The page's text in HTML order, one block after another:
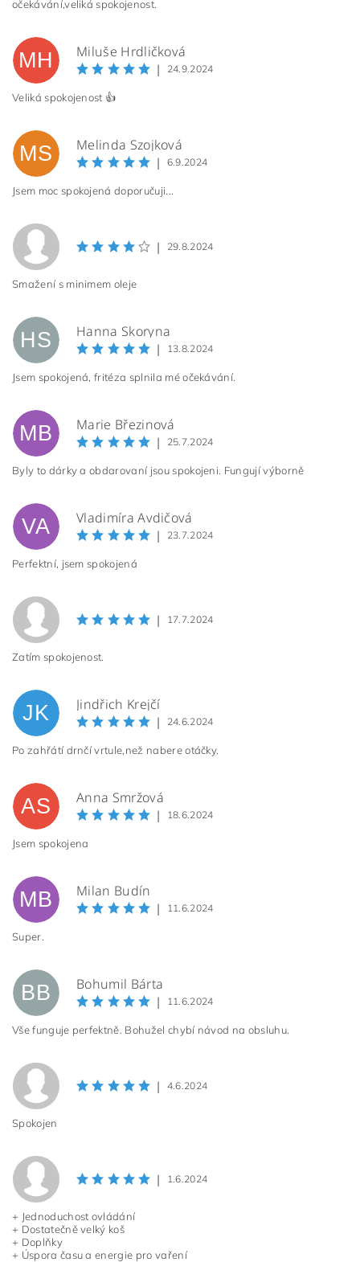
očekávání,veliká spokojenost.
MH Miluše Hrdličková
| 24.9.2024
Veliká spokojenost 👍
MS Melinda Szojková
| 6.9.2024
Jsem moc spokojená doporučuji...
| 29.8.2024
Smažení s minimem oleje
HS Hanna Skoryna
| 13.8.2024
Jsem spokojená, fritéza splnila mé očekávání.
MB Marie Březinová
| 25.7.2024
Byly to dárky a obdarovaní jsou spokojeni. Fungují výborně
VA Vladimíra Avdičová
| 23.7.2024
Perfektní, jsem spokojená
| 17.7.2024
Zatím spokojenost.
JK Jindřich Krejčí
| 24.6.2024
Po zahřátí drnčí vrtule,než nabere otáčky.
AS Anna Smržová
| 18.6.2024
Jsem spokojena
MB Milan Budín
| 11.6.2024
Super.
BB Bohumil Bárta
| 11.6.2024
Vše funguje perfektně. Bohužel chybí návod na obsluhu.
| 4.6.2024
Spokojen
| 1.6.2024
+ Jednoduchost ovládání
+ Dostatečně velký koš
+ Doplňky
+ Úspora času a energie pro vaření